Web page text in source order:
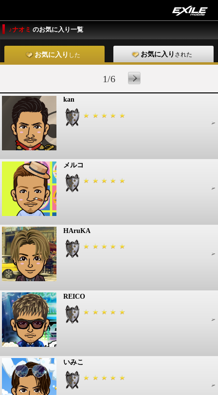
♪ナオミ のお気に入り一覧
お気に入り した お気に入り された
1/6
kan
メルコ
HAruKA
REICO
いみこ